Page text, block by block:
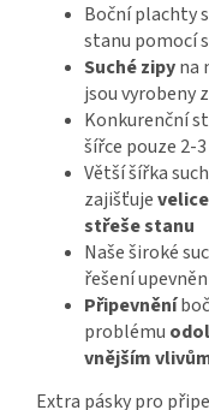
Boční plachty
stanu pomocí
Suché zipyna
jsou vyrobeny
Konkurenční
šířce pouze 2-
Větší šířka
zajišťuje
střeše stanu
Naše široké
řešení
Připevnění
problému
vnějším
Extra pásky pro